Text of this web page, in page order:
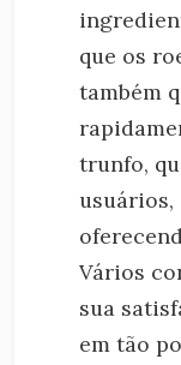
que os
também
trunfo,
usuários,
Vários
sua
em tão